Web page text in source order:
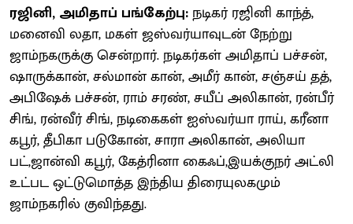
ரஜினி, அமிதாப் பங்கேற்பு:நடிகர் ரஜினி காந்த்,
மனைவி லதா, மகள் ஜஸ்வர்யாவுடன் நேற்று
ஜாம்நகருக்கு சென்றார். நடிகர்கள் அமிதாப் பச்சன்,
ஷாருக்கான், சல்மான் கான், அமீர் கான், சஞ்சய் தத்,
அபிஷேக் பச்சன், ராம் சரண், சயீப் அலிகான், ரன்பீர்
சிங், ரன்வீர் சிங், நடிகைகள் ஐஸ்வர்யா ராய், கரீனா
கபூர், தீபிகா படுகோன், சாரா அலிகான், அலியா
பட்,ஜான்வி கபூர், கேத்ரினா கைஃப்,இயக்குநர் அட்லி
உட்பட ஒட்டுமொத்த இந்திய திரையுலகமும்
ஜாம்நகரில் குவிந்தது.